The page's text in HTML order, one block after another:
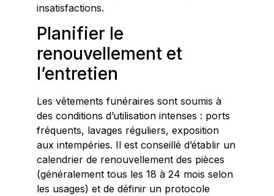
insatisfactions.
Planifier le
renouvellement et
l’entretien
Les vêtements funéraires sont soumis à
des conditions d’utilisation intenses : ports
fréquents, lavages réguliers, exposition
aux intempéries. Il est conseillé d’établir un
calendrier de renouvellement des pièces
(généralement tous les 18 à 24 mois selon
les usages) et de définir un protocole